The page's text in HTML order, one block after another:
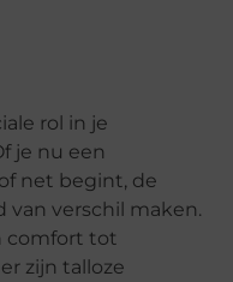
rol in je
je nu een
net begint, de
van verschil maken.
comfort tot
zijn talloze